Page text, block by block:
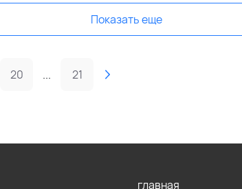
Показать еще
20 ... 21
главная